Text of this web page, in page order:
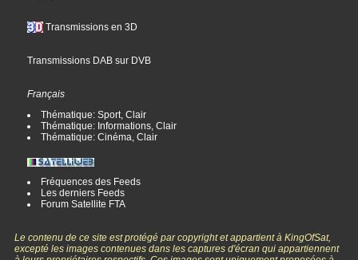
Transmissions en 3D
Transmissions DAB sur DVB
Français
Thématique: Sport, Clair
Thématique: Informations, Clair
Thématique: Cinéma, Clair
Fréquences des Feeds
Les derniers Feeds
Forum Satellite FTA
Le contenu de ce site est protégé par copyright et appartient à KingOfSat,
excepté les images contenues dans les captures d'écran qui appartiennent